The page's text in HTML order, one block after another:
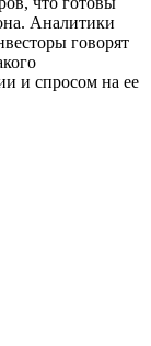
Аналитики
говорят
и спросом на ее